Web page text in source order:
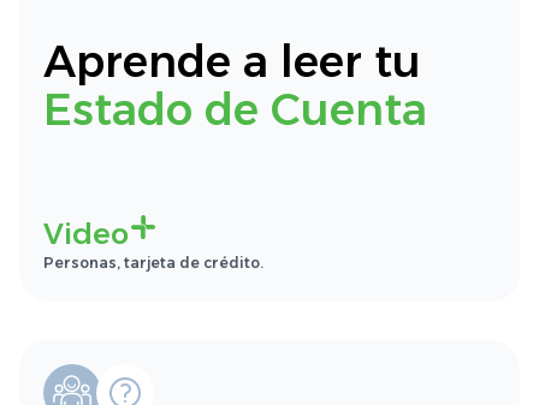
Aprende a leer tu
Estado de Cuenta
Video
Personas, tarjeta de crédito.